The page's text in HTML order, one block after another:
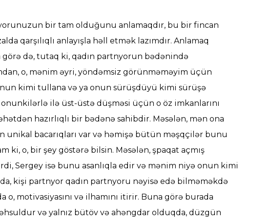
bir tam olduğunu anlamaqdır, bu bir fincan
qarşılıqlı anlayışla həll etmək lazımdır. Anlamaq
də, tutaq ki, qadın partnyorun bədənində
o, mənim əyri, yöndəmsiz görünməməyim üçün
kimi tullana və ya onun sürüşdüyü kimi sürüşə
ilə üst-üstə düşməsi üçün o öz imkanlarını
hazırlıqlı bir bədənə sahibdir. Məsələn, mən ona
unikal bacarıqları var və həmişə bütün məşqçilər bunu
ki, o, bir şey göstərə bilsin. Məsələn, şpaqat açmış
Sergey isə bunu asanlıqla edir və mənim niyə onun kimi
kişi partnyor qadın partnyoru nəyisə edə bilməməkdə
motivasiyasını və ilhamını itirir. Buna görə burada
və yalnız bütöv və ahəngdar olduqda, düzgün